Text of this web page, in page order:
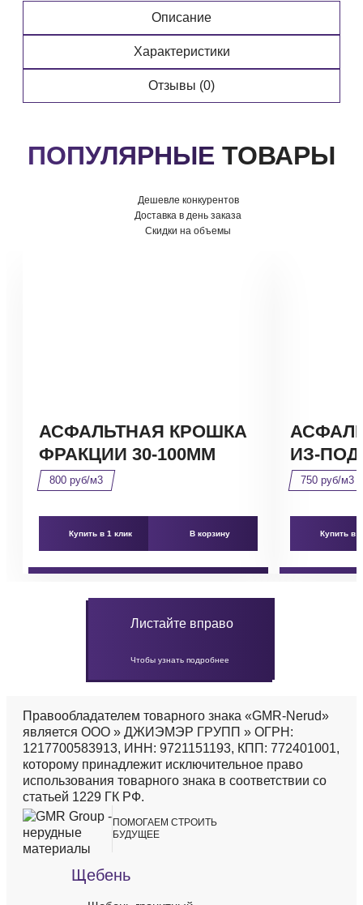
Описание
Характеристики
Отзывы (0)
ПОПУЛЯРНЫЕ ТОВАРЫ
Дешевле конкурентов
Доставка в день заказа
Скидки на объемы
АСФАЛЬТНАЯ КРОШКА
ФРАКЦИИ 30-100ММ
800 руб/м3
Купить в 1 клик В корзину
ИЗ-
750 руб/м3
Купить в
Листайте вправо
Чтобы узнать подробнее
`` ПОМОГАЕМ СТРОИТЬ
БУДУЩЕЕ
Правообладателем товарного знака «GMR-Nerud»
является ООО » ДЖИЭМЭР ГРУПП » ОГРН:
1217700583913, ИНН: 9721151193, КПП: 772401001,
которому принадлежит исключительное право
использования товарного знака в соответствии со
статьей 1229 ГК РФ.
Щебень